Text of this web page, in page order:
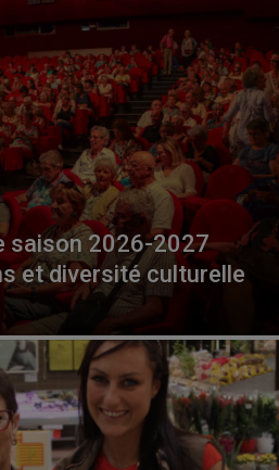
saison 2026-2027
et diversité culturelle